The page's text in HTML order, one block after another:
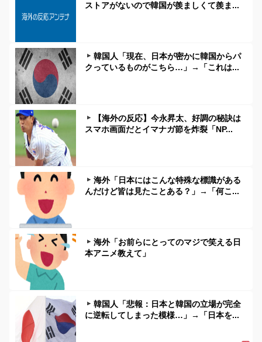
ストアがないので韓国が羨ましくて羨ま...
韓国人「現在、日本が密かに韓国からパ
クっているものがこちら…」→「これは...
【海外の反応】今永昇太、好調の秘訣は
スマホ画面だとイマナガ節を炸裂「NP...
海外「日本にはこんな特殊な標識がある
んだけど皆は見たことある？」→「何こ...
海外「お前らにとってのマジで笑える日
本アニメ教えて」
韓国人「悲報：日本と韓国の立場が完全
に逆転してしまった模様…」→「日本を...